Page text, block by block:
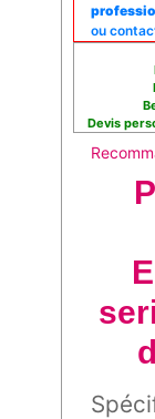
ou
Devis